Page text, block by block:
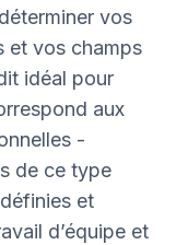
vos
et vos champs
idéal pour
aux
-
de ce type
et
d’équipe et